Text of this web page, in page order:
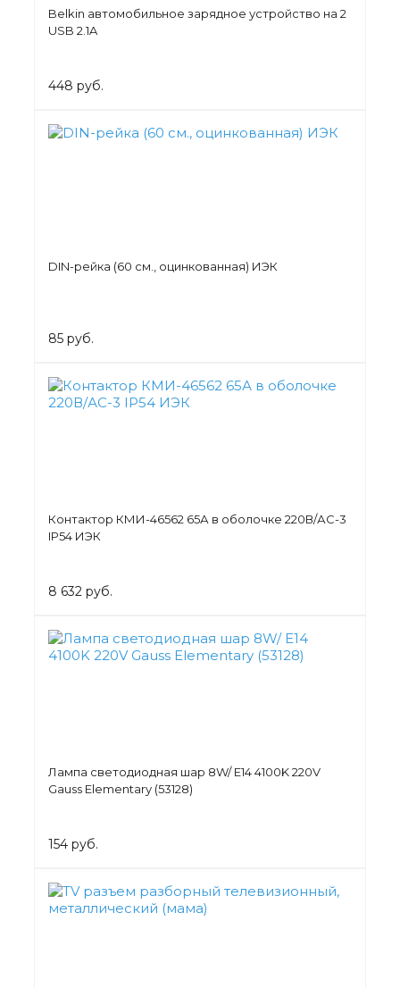
Belkin автомобильное зарядное устройство на 2
USB 2.1A
448 руб.
DIN-рейка (60 см., оцинкованная) ИЭК
85 руб.
Контактор КМИ-46562 65А в оболочке 220В/АС-3
IP54 ИЭК
8 632 руб.
Лампа светодиодная шар 8W/ E14 4100K 220V
Gauss Elementary (53128)
154 руб.